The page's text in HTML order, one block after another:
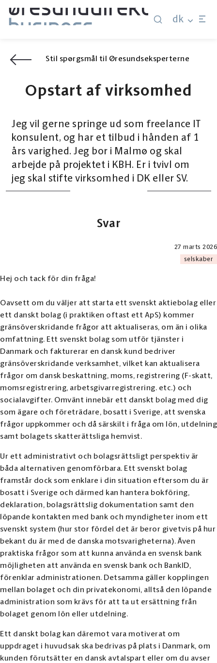
dk
Stil spørgsmål til Øresundseksperterne
Opstart af virksomhed
Jeg vil gerne springe ud som freelance IT
konsulent, og har et tilbud i hånden af 1
års varighed. Jeg bor i Malmø og skal
arbejde på projektet i KBH. Er i tvivl om
jeg skal stifte virksomhed i DK eller SV.
Svar
27 marts 2026
selskaber
Hej och tack för din fråga!
Oavsett om du väljer att starta ett svenskt aktiebolag eller
ett danskt bolag (i praktiken oftast ett ApS) kommer
gränsöverskridande frågor att aktualiseras, om än i olika
omfattning. Ett svenskt bolag som utför tjänster i
Danmark och fakturerar en dansk kund bedriver
gränsöverskridande verksamhet, vilket kan aktualisera
frågor om dansk beskattning, moms, registrering (F-skatt,
momsregistrering, arbetsgivarregistrering. etc.) och
socialavgifter. Omvänt innebär ett danskt bolag med dig
som ägare och företrädare, bosatt i Sverige, att svenska
frågor uppkommer och då särskilt i fråga om lön, utdelning
samt bolagets skatterättsliga hemvist.
Ur ett administrativt och bolagsrättsligt perspektiv är
båda alternativen genomförbara. Ett svenskt bolag
framstår dock som enklare i din situation eftersom du är
bosatt i Sverige och därmed kan hantera bokföring,
deklaration, bolagsrättslig dokumentation samt den
löpande kontakten med bank och myndigheter inom ett
svenskt system (hur stor fördel det är beror givetvis på hur
bekant du är med de danska motsvarigheterna). Även
praktiska frågor som att kunna använda en svensk bank
möjligheten att använda en svensk bank och BankID,
förenklar administrationen. Detsamma gäller kopplingen
mellan bolaget och din privatekonomi, alltså den löpande
administration som krävs för att ta ut ersättning från
bolaget genom lön eller utdelning.
Ett danskt bolag kan däremot vara motiverat om
uppdraget i huvudsak ska bedrivas på plats i Danmark, om
kunden förutsätter en dansk avtalspart eller om du avser